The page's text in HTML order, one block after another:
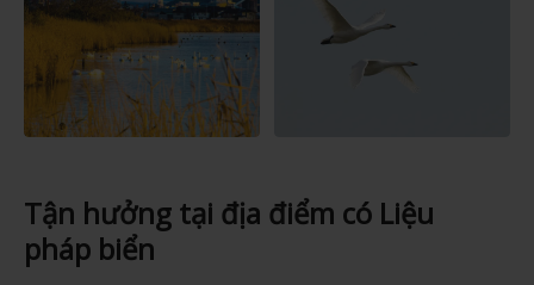
Tận hưởng tại địa điểm có Liệu
pháp biển